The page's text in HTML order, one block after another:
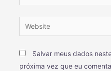
Salvar meus dados
próxima vez que eu